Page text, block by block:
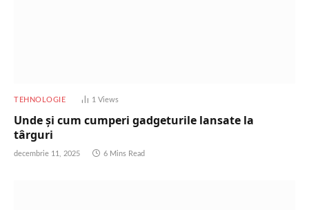
TEHNOLOGIE 1 Views
Unde și cum cumperi gadgeturile lansate la
târguri
decembrie 11, 2025 6 Mins Read